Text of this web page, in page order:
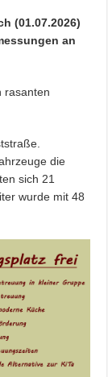
(01.07.2026)
an
rasanten
die
sich 21
wurde mit 48